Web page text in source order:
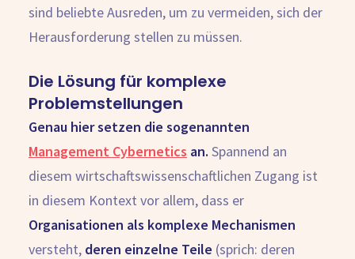
sind beliebte Ausreden, um zu vermeiden, sich der
Herausforderung stellen zu müssen.
Die Lösung für komplexe
Problemstellungen
Genau hier setzen die sogenannten
Management Cybernetics an. Spannend an
diesem wirtschaftswissenschaftlichen Zugang ist
in diesem Kontext vor allem, dass er
Organisationen als komplexe Mechanismen
versteht, deren einzelne Teile (sprich: deren